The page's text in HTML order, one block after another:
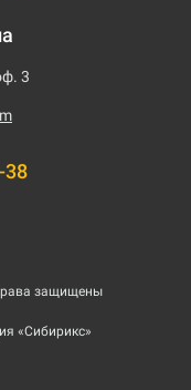
3
38
защищены
«Сибирикс»